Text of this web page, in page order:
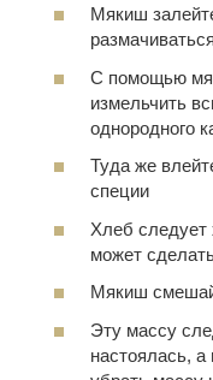
Мякиш
С помощью
измельчить
однородного
Туда же
специи
Хлеб следует
может
Мякиш
Эту массу
настоялась,